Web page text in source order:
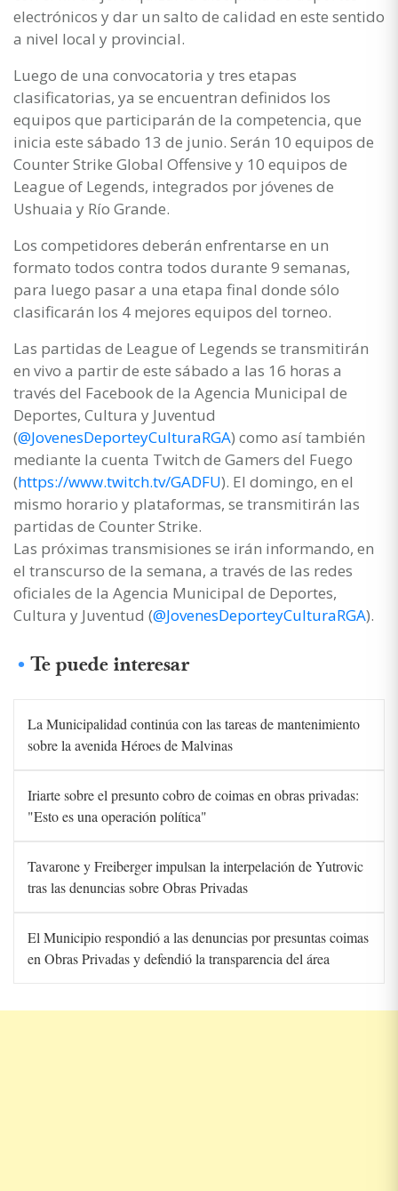
electrónicos y dar un salto de calidad en este sentido
a nivel local y provincial.
Luego de una convocatoria y tres etapas
clasificatorias, ya se encuentran definidos los
equipos que participarán de la competencia, que
inicia este sábado 13 de junio. Serán 10 equipos de
Counter Strike Global Offensive y 10 equipos de
League of Legends, integrados por jóvenes de
Ushuaia y Río Grande.
Los competidores deberán enfrentarse en un
formato todos contra todos durante 9 semanas,
para luego pasar a una etapa final donde sólo
clasificarán los 4 mejores equipos del torneo.
Las partidas de League of Legends se transmitirán
en vivo a partir de este sábado a las 16 horas a
través del Facebook de la Agencia Municipal de
Deportes, Cultura y Juventud
(@JovenesDeporteyCulturaRGA) como así también
mediante la cuenta Twitch de Gamers del Fuego
(https://www.twitch.tv/GADFU). El domingo, en el
mismo horario y plataformas, se transmitirán las
partidas de Counter Strike.
Las próximas transmisiones se irán informando, en
el transcurso de la semana, a través de las redes
oficiales de la Agencia Municipal de Deportes,
Cultura y Juventud (@JovenesDeporteyCulturaRGA).
Te puede interesar
La Municipalidad continúa con las tareas de mantenimiento
sobre la avenida Héroes de Malvinas
Iriarte sobre el presunto cobro de coimas en obras privadas:
"Esto es una operación política"
Tavarone y Freiberger impulsan la interpelación de Yutrovic
tras las denuncias sobre Obras Privadas
El Municipio respondió a las denuncias por presuntas coimas
en Obras Privadas y defendió la transparencia del área